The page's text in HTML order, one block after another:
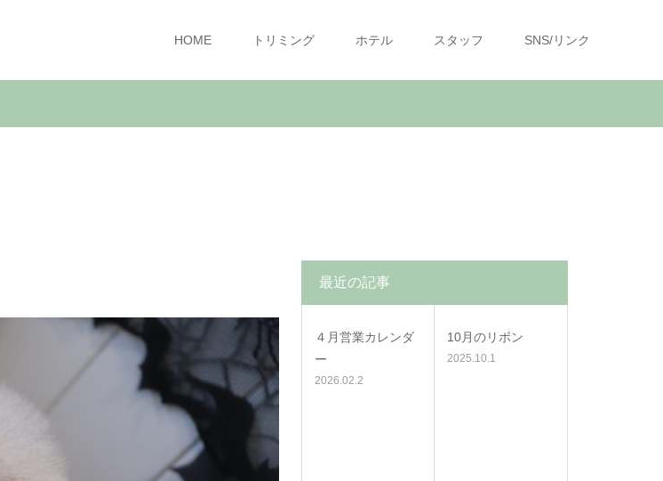
HOME トリミング ホテル スタッフ SNS/リンク
最近の記事
４月営業カレンダ
ー
2026.02.2
10月のリボン
2025.10.1